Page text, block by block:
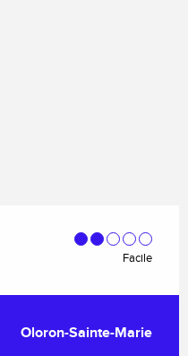
Facile
Oloron-Sainte-Marie